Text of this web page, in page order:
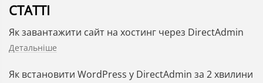
СТАТТІ
Як завантажити сайт на хостинг через DirectAdmin
Детальніше
Як встановити WordPress у DirectAdmin за 2 хвилини